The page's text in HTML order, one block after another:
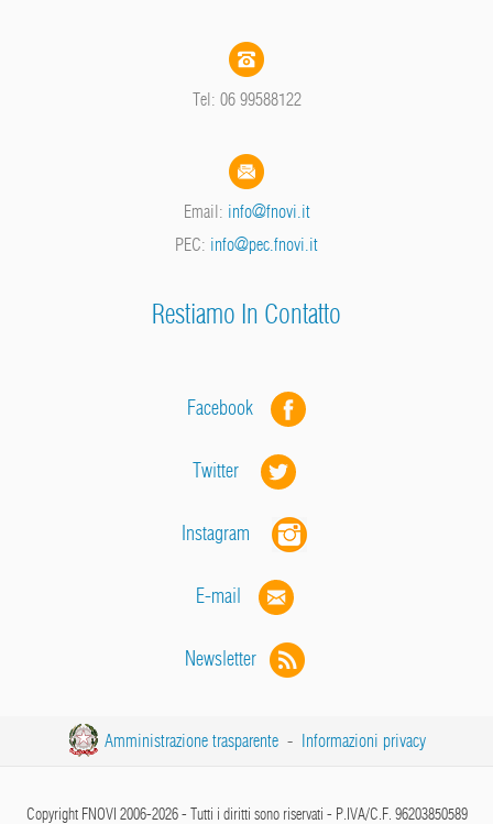
Tel: 06 99588122
Email: info@fnovi.it
PEC: info@pec.fnovi.it
Restiamo In Contatto
Facebook
Twitter
Instagram
E-mail
Newsletter
Amministrazione trasparente - Informazioni privacy
Copyright FNOVI 2006-2026 - Tutti i diritti sono riservati - P.IVA/C.F. 96203850589